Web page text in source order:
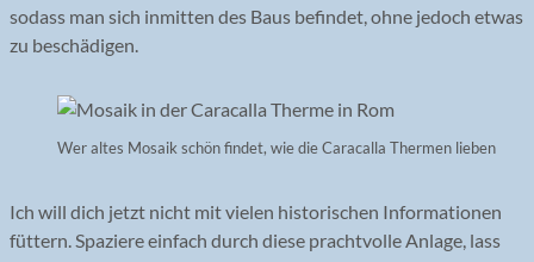
sodass man sich inmitten des Baus befindet, ohne jedoch etwas
zu beschädigen.
Wer altes Mosaik schön findet, wie die Caracalla Thermen lieben
Ich will dich jetzt nicht mit vielen historischen Informationen
füttern. Spaziere einfach durch diese prachtvolle Anlage, lass